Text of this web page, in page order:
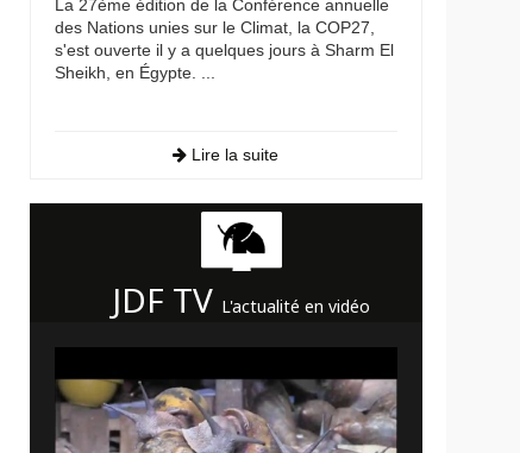
La 27ème édition de la Conférence annuelle
des Nations unies sur le Climat, la COP27,
s'est ouverte il y a quelques jours à Sharm El
Sheikh, en Égypte. ...
Lire la suite
JDF TV L'actualité en vidéo